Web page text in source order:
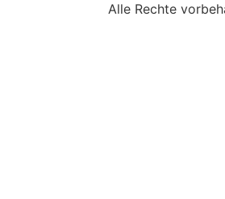
Alle Rechte